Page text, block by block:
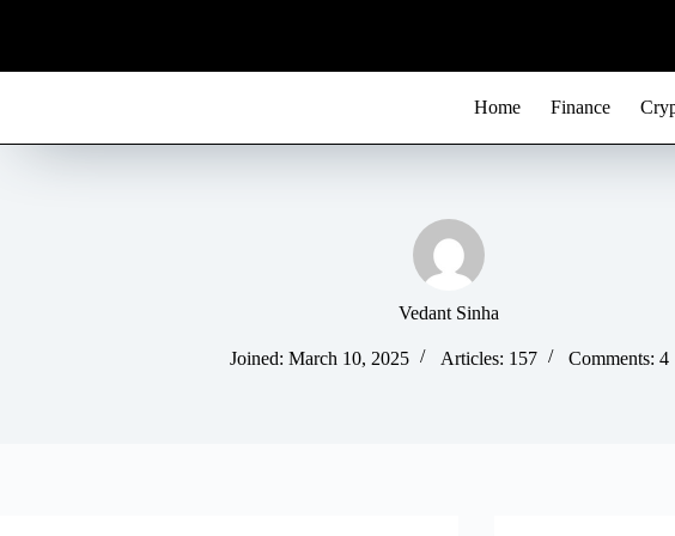
p
Home Finance
Vedant Sinha
Joined: March 10, 2025 Articles: 157 Comments: 4